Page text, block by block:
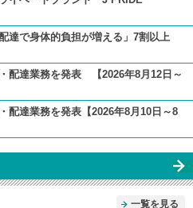
達で身体的負担が増える」7割以上
配達業務を発表 【2026年8月12日～
配達業務を発表【2026年8月10日～8
一覧を見る